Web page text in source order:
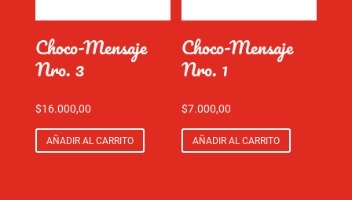
Choco-Mensaje
Nro. 3
$16.000,00
AÑADIR AL CARRITO
Choco-Mensaje
Nro. 1
$7.000,00
AÑADIR AL CARRITO